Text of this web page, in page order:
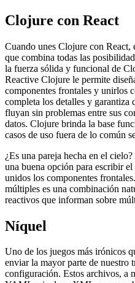
Clojure con React
Cuando unes Clojure con React,
que combina todas las
la fuerza sólida y funcional de
Reactive Clojure le permite
componentes frontales y unirlos
completa los detalles y garantiza
fluyan sin problemas entre sus
datos. Clojure brinda la base
casos de uso fuera de lo común
¿Es una pareja hecha en el
una buena opción para escribir
unidos los componentes
múltiples es una combinación
reactivos que informan sobre
Níquel
Uno de los juegos más irónicos
enviar la mayor parte de nuestro
configuración. Estos archivos, a